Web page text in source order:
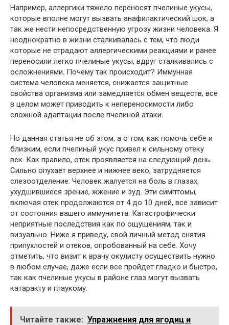
Например, аллергики тяжело переносят пчелиные укусы,
которые вполне могут вызвать анафилактический шок, а
так же нести непосредственную угрозу жизни человека. Я
неоднократно в жизни сталкивалась с тем, что люди
которые не страдают аллергическими реакциями и ранее
переносили легко пчелиные укусы, вдруг сталкивались с
осложнениями. Почему так происходит? Иммунная
система человека меняется, снижается защитные
свойства организма или замедляется обмен веществ, все
в целом может приводить к непереносимости либо
сложной адаптации после пчелиной атаки.
Но данная статья не об этом, а о том, как помочь себе и
близким, если пчелиный укус привел к сильному отеку
век. Как правило, отек проявляется на следующий день.
Сильно опухает верхнее и нижнее веко, затрудняется
слезоотделение. Человек жалуется на боль в глазах,
ухудшившиеся зрение, жжение и зуд. Эти симптомы,
включая отек продолжаются от 4 до 10 дней, все зависит
от состояния вашего иммунитета. Катастрофически
неприятные последствия как по ощущениям, так и
визуально. Ниже я приведу, свой личный метод снятия
припухлостей и отеков, опробованный на себе. Хочу
отметить, что визит к врачу окулисту осуществить нужно
в любом случае, даже если все пройдет гладко и быстро,
так как пчелиные укусы в районе глаз могут вызвать
катаракту и глаукому.
Читайте также: Упражнения для ягодиц и